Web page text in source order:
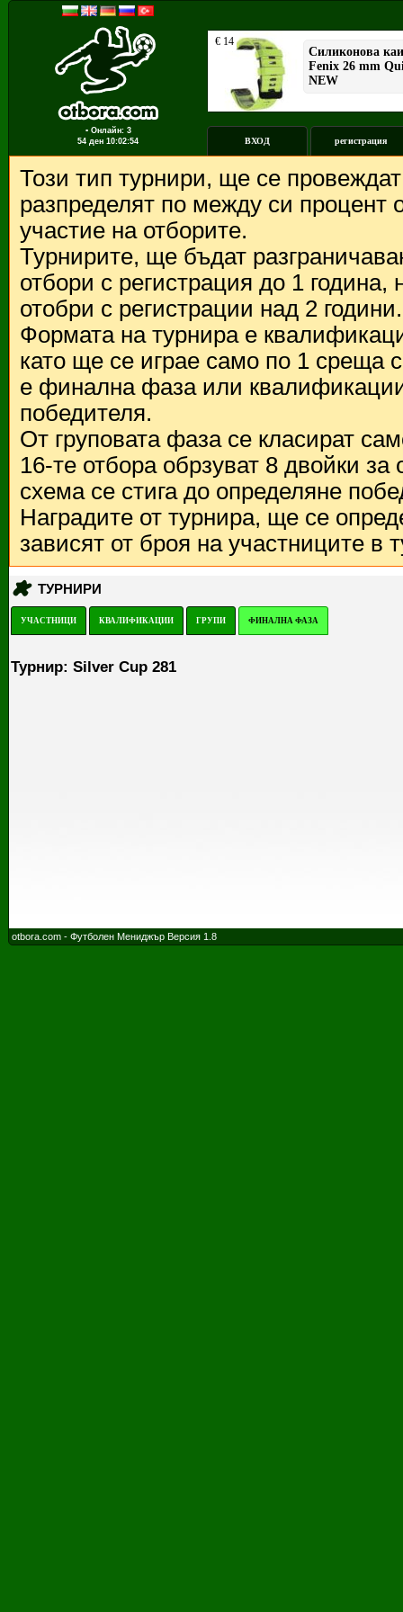
▪ Онлайн: 3
54 ден 10:02:54 ВХОД регистрация
Този тип турнири, ще се
разпределят по между си процент
участие на отборите.
Турнирите, ще бъдат
отбори с регистрация до 1
отобри с регистрации над 2 години.
Формата на турнира е
като ще се играе само по 1 среща
е финална фаза или
победителя.
От груповата фаза се класират
16-те отбора обрзуват 8 двойки
схема се стига до определяне
Наградите от турнира, ще се
зависят от броя на участниците в
ТУРНИРИ
УЧАСТНИЦИ КВАЛИФИКАЦИИ ГРУПИ ФИНАЛНА ФАЗА
Турнир: Silver Cup 281
otbora.com - Футболен Мениджър Версия 1.8